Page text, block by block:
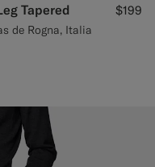
Tapered
de Rogna, Italia
$199